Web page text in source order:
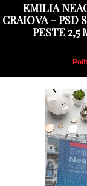
EMILIA
CRAIOVA – PSD
PESTE 2,5